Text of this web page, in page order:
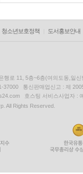
청소년보호정책 도서홍보안내
행로 11, 5층~6층(여의도동,일신
37000 통신판매업신고 : 제
호스팅 서비스사업자 :
All Rights Reserved.